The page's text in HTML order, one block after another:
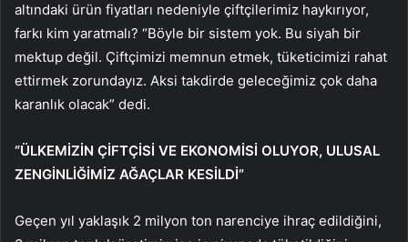
altındaki ürün fiyatları nedeniyle çiftçilerimiz haykırıyor,
farkı kim yaratmalı? “Böyle bir sistem yok. Bu siyah bir
mektup değil. Çiftçimizi memnun etmek, tüketicimizi rahat
ettirmek zorundayız. Aksi takdirde geleceğimiz çok daha
karanlık olacak” dedi.
“ÜLKEMİZİN ÇİFTÇİSİ VE EKONOMİSİ OLUYOR, ULUSAL
ZENGİNLİĞİMİZ AĞAÇLAR KESİLDİ”
Geçen yıl yaklaşık 2 milyon ton narenciye ihraç edildiğini,